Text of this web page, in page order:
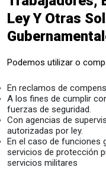
Ley Y Otras
Podemos utilizar o
En reclamos de
A los fines de cumplir
fuerzas de seguridad.
Con agencias de
autorizadas por ley.
En el caso de funciones
servicios de protección
servicios militares